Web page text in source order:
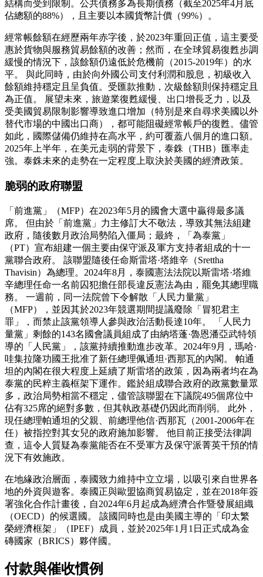
結構而受到限制。公共債務多為長期債務（截至2025年4月底
佔總額的88%），且主要以本國貨幣計價（99%）。
經常帳餘額在經歷兩年赤字後，於2023年重回正值，這主要受
惠於貨物與服務貿易餘額的改善；然而，在全球貿易復甦步調
緩慢的情況下，該餘額仍遠低於危機前（2015-2019年）的水
平。 與此同時，由於向外國公司支付利潤和股息，初級收入
餘額維持穩定且呈負值。受匯款推動，次級餘額則保持穩定且
為正值。 展望未來，旅遊業復甦緩慢、出口增長乏力，以及
受美國貿易限制影響導致進口增加（特別是來自尋求美國以外
替代市場的中國出口商），都可能阻礙經常帳戶的復甦。儘管
如此，國際儲備仍維持在高水平，約可覆蓋八個月的進口額。
2025年上半年，在美元走弱的背景下，泰銖（THB）匯率走
強。泰銖未來的走勢在一定程度上取決於美國的經濟政策。
脆弱的政府聯盟
「前進黨」（MFP）在2023年5月的國會大選中贏得最多議
席。 但由於「前進黨」力主修訂大不敬法，導致其無法組建
政府，隨後數月政治局勢陷入僵局；最終，「為泰黨」
（PT）宣布組建一個主要由保守派及軍方支持者組成的十一
黨聯合政府。 該聯盟隨後任命斯雷塔·塔維辛（Srettha
Thavisin）為總理。2024年8月，泰國憲法法院以斯雷塔·塔維
辛總理任命一名前囚犯擔任部長違反憲法為由，罷免其總理職
務。 一週前，同一法院曾下令解散「人民力量黨」
（MFP），並因其於2023年競選期間提議廢除「冒犯君主
罪」，而禁止該黨領導人參與政治活動長達10年。 「人民力
量黨」剩餘的143名國會議員組成了由納塔蓬·魯恩潘亞武特領
導的「人民黨」，該黨持續推動進步改革。2024年9月，瑪哈·
哇集拉隆功國王批准了新任總理佩通坦·西那瓦的內閣。 帕通
坦的內閣在很大程度上延續了斯雷塔的政策，因為兩者均在為
泰黨的民粹主義框架下運作。鑑於組成聯合政府的政黨數量眾
多，政治局勢相當不穩定，儘管該聯盟在下議院495個席位中
佔有325席的絕對多數，但其執政基礎仍因此而削弱。 此外，
現任總理帕通坦的父親、前總理他信·西那瓦（2001-2006年在
任）被指控對其女兒的政府施加影響。 他目前正接受法律調
查，這令人質疑為泰黨能否在不受軍方及保守派菁英干預的情
況下有效施政。
在地緣政治層面，泰國致力維持中立立場，以吸引來自世界各
地的外資與遊客。泰國正與歐盟協商貿易協定，並在2018年簽
署強化合作計畫後，自2024年6月起成為經濟合作暨發展組織
（OECD）的候選國。 該國同時也是由美國主導的「印太繁
榮經濟框架」（IPEF）成員，並於2025年1月1日正式成為金
磚國家（BRICS）夥伴國。
付款與催收慣例